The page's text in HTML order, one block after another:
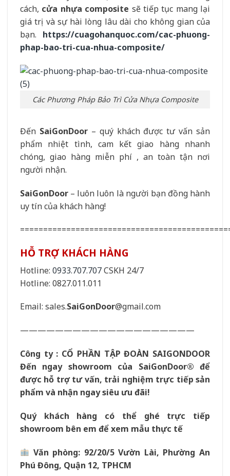
cách, cửa nhựa composite sẽ tiếp tục mang lại
giá trị và sự hài lòng lâu dài cho không gian của
bạn. https://cuagohanquoc.com/cac-phuong-
phap-bao-tri-cua-nhua-composite/
Các Phương Pháp Bảo Trì Cửa Nhựa Composite
Đến SaiGonDoor– quý khách được tư vấn sản
phẩm nhiệt tình, cam kết giao hàng nhanh
chóng, giao hàng miễn phí , an toàn tận nơi
người nhận.
SaiGonDoor – luôn luôn là người bạn đồng hành
uy tín của khách hàng!
HỖ TRỢ KHÁCH HÀNG
Hotline: 0933.707.707CSKH 24/7
Hotline: 0827.011.011
Email: sales.SaiGonDoor@gmail.com
————————————————————
Công ty : CỔ PHẦN TẬP ĐOÀN SAIGONDOOR
Đến ngay showroom của SaiGonDoor® để
được hỗ trợ tư vấn, trải nghiệm trực tiếp sản
phẩm và nhận ngay siêu ưu đãi!
Quý khách hàng có thể ghé trực tiếp
showroom bên em để xem mẫu thực tế
Văn phòng: 92/20/5 Vườn Lài, Phường An
Phú Đông, Quận 12, TPHCM